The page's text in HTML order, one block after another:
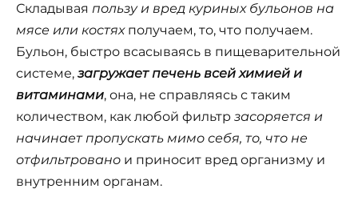
Складывая пользуи вред куриных бульонов на
мясе или костяхполучаем, то, что получаем.
Бульон, быстро всасываясь в пищеварительной
системе, загружает печень всей химией и
витаминами, она, не справляясь с таким
количеством, как любой фильтр засоряется и
начинает пропускать мимо себя, то, что не
отфильтровано и приносит вред организму и
внутренним органам.